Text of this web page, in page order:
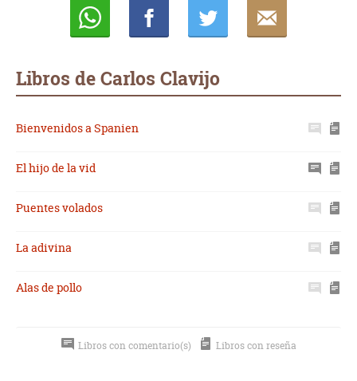
Libros de Carlos Clavijo
Bienvenidos a Spanien
El hijo de la vid
Puentes volados
La adivina
Alas de pollo
Libros con comentario(s) Libros con reseña